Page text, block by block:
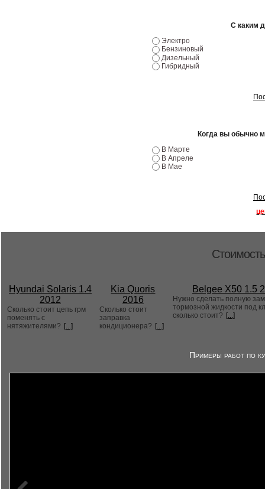
С каким
Электро
Бензиновый
Дизельный
Гибридный
Когда вы обычно
В Марте
В Апреле
В Мае
Hyundai Solaris 1.4
2012
Сколько стоит цепь грм
поменять с
нятяжителями? [...]
Kia Quoris
2016
Сколько стоит
заправка
кондиционера? [...]
Belgee X50 1.5
Нужно сделать полную
тормозной жидкости под
сколько стоит? [...]
Примеры работ по